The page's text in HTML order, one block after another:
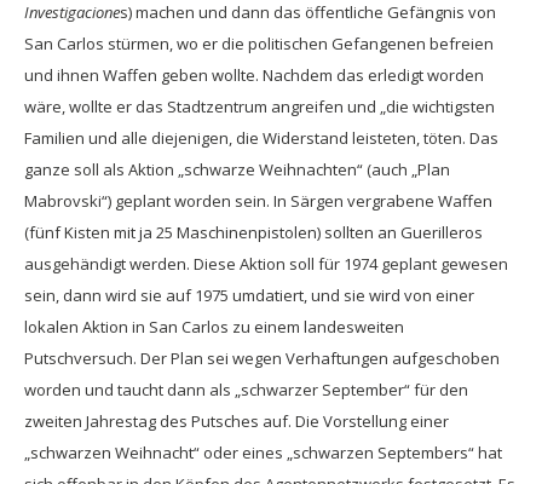
Investigaciones) machen und dann das öffentliche Gefängnis von
San Carlos stürmen, wo er die politischen Gefangenen befreien
und ihnen Waffen geben wollte. Nachdem das erledigt worden
wäre, wollte er das Stadtzentrum angreifen und „die wichtigsten
Familien und alle diejenigen, die Widerstand leisteten, töten. Das
ganze soll als Aktion „schwarze Weihnachten“ (auch „Plan
Mabrovski“) geplant worden sein. In Särgen vergrabene Waffen
(fünf Kisten mit ja 25 Maschinenpistolen) sollten an Guerilleros
ausgehändigt werden. Diese Aktion soll für 1974 geplant gewesen
sein, dann wird sie auf 1975 umdatiert, und sie wird von einer
lokalen Aktion in San Carlos zu einem landesweiten
Putschversuch. Der Plan sei wegen Verhaftungen aufgeschoben
worden und taucht dann als „schwarzer September“ für den
zweiten Jahrestag des Putsches auf. Die Vorstellung einer
„schwarzen Weihnacht“ oder eines „schwarzen Septembers“ hat